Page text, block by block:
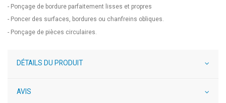
- Ponçage de bordure parfaitement lisses et propres
- Poncer des surfaces, bordures ou chanfreins obliques.
- Ponçage de pièces circulaires.
DÉTAILS DU PRODUIT
AVIS